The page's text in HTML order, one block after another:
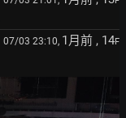
07/03 23:10, 1月前 , 14F